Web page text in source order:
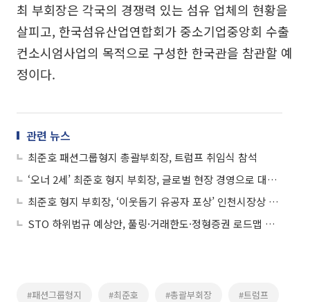
최 부회장은 각국의 경쟁력 있는 섬유 업체의 현황을
살피고, 한국섬유산업연합회가 중소기업중앙회 수출
컨소시엄사업의 목적으로 구성한 한국관을 참관할 예
정이다.
관련 뉴스
최준호 패션그룹형지 총괄부회장, 트럼프 취임식 참석
‘오너 2세’ 최준호 형지 부회장, 글로벌 현장 경영으로 대만 공략
최준호 형지 부회장, ‘이웃돕기 유공자 포상’ 인천시장상 받아
STO 하위법규 예상안, 풀링·거래한도·정형증권 로드맵 제시
#패션그룹형지 #최준호 #총괄부회장 #트럼프